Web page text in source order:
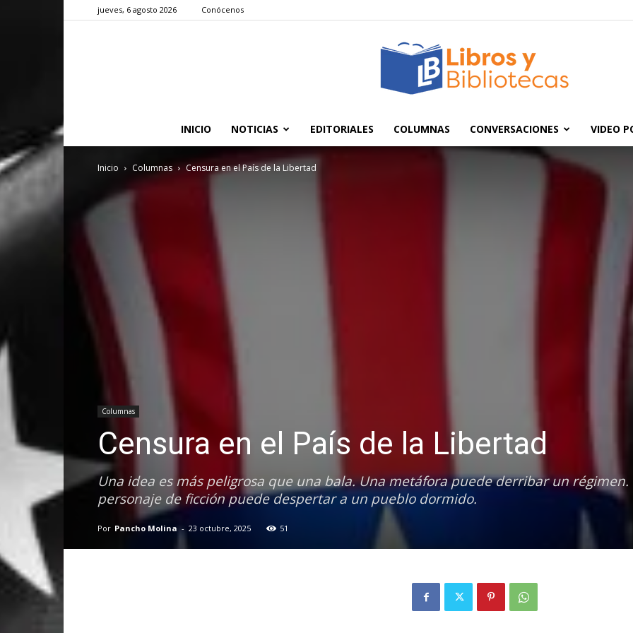
jueves, 6 agosto 2026 Conócenos
Libros
INICIO NOTICIAS EDITORIALES COLUMNAS CONVERSACIONES VIDEO
Inicio Columnas Censura en el País de la Libertad
Columnas
Censura en el País de la Libertad
Una idea es más peligrosa que una bala. Una metáfora puede derribar un régimen.
personaje de ficción puede despertar a un pueblo dormido.
Por Pancho Molina - 23 octubre, 2025 51